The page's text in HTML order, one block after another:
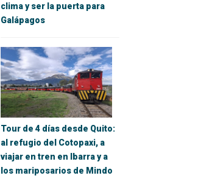
clima y ser la puerta para
Galápagos
Tour de 4 días desde Quito:
al refugio del Cotopaxi, a
viajar en tren en Ibarra y a
los mariposarios de Mindo